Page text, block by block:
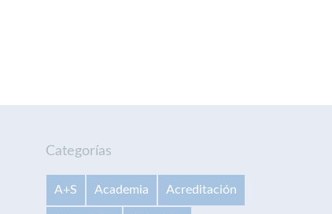
Categorías
A+S Academia Acreditación